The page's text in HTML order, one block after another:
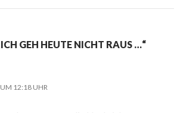
GEH HEUTE NICHT RAUS …“
12:18 UHR